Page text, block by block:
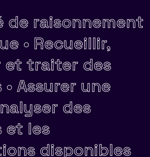
de raisonnement
• Recueillir,
et traiter des
Assurer une
des
et les
disponibles